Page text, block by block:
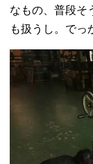
なもの、普段そ
も扱うし。でっ